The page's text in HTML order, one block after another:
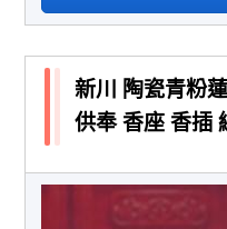
新川 陶瓷青粉
供奉 香座 香插